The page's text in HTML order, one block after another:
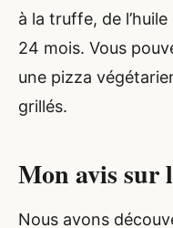
à la truffe, de
24 mois. Vous
une pizza
grillés.
Mon avis sur
Nous avons